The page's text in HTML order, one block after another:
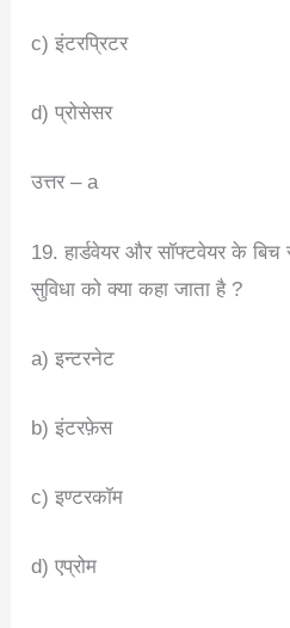
c) इंटरप्रिटर
d) प्रोसेसर
उत्तर – a
19. हार्डवेयर और सॉफ्टवेयर के
सुविधा को क्या कहा जाता है ?
a) इन्टरनेट
b) इंटरफ़ेस
c) इण्टरकॉम
d) एप्रोम